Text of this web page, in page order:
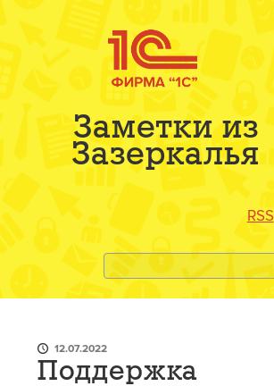
Заметки из
Зазеркалья
RSS
12.07.2022
Поддержка